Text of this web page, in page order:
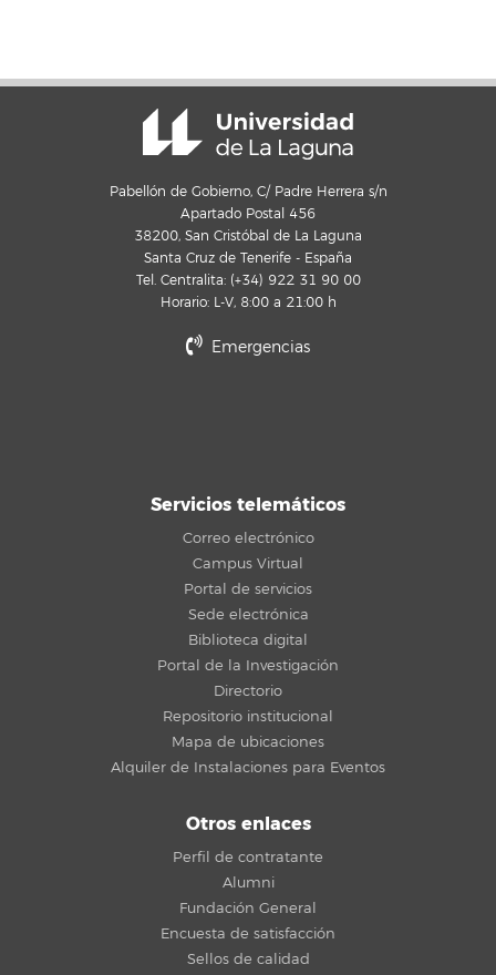
Pabellón de Gobierno, C/ Padre Herrera s/n
Apartado Postal 456
38200, San Cristóbal de La Laguna
Santa Cruz de Tenerife - España
Tel. Centralita: (+34) 922 31 90 00
Horario: L-V, 8:00 a 21:00 h
Emergencias
Servicios telemáticos
Correo electrónico
Campus Virtual
Portal de servicios
Sede electrónica
Biblioteca digital
Portal de la Investigación
Directorio
Repositorio institucional
Mapa de ubicaciones
Alquiler de Instalaciones para Eventos
Otros enlaces
Perfil de contratante
Alumni
Fundación General
Encuesta de satisfacción
Sellos de calidad